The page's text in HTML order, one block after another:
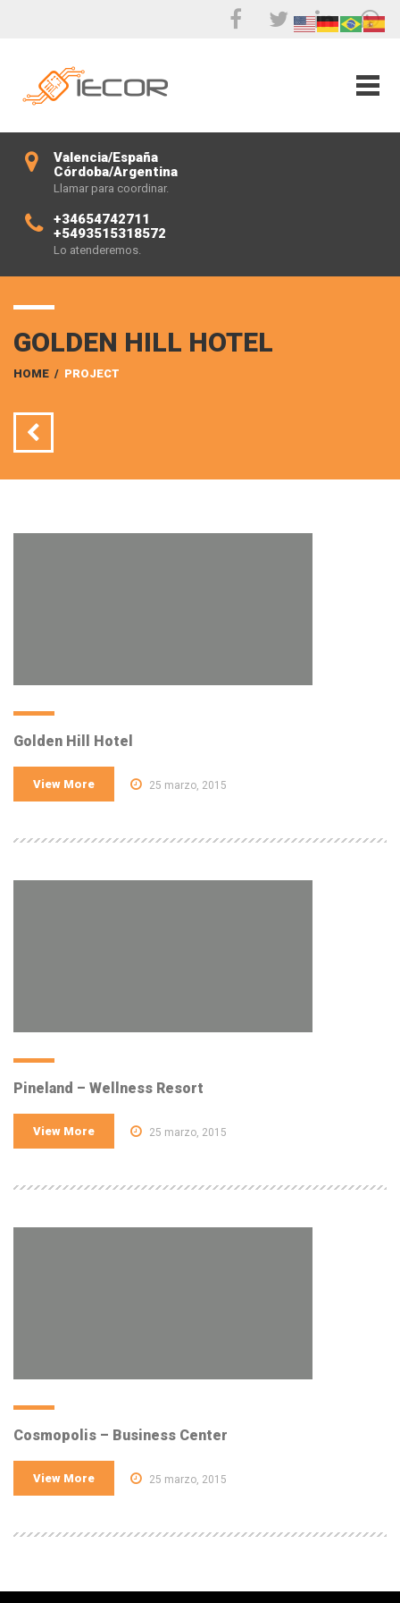
Valencia/España
Córdoba/Argentina
Llamar para coordinar.
+34654742711
+5493515318572
Lo atenderemos.
GOLDEN HILL HOTEL
HOME / PROJECT
Golden Hill Hotel
View More 25 marzo, 2015
Pineland – Wellness Resort
View More 25 marzo, 2015
Cosmopolis – Business Center
View More 25 marzo, 2015